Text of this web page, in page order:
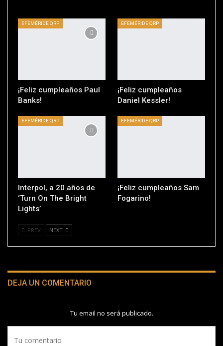
EFEMÉRIDE QRP
¡Feliz cumpleaños Paul
Banks!
EFEMÉRIDE QRP
¡Feliz cumpleaños
Daniel Kessler!
EFEMÉRIDE QRP
Interpol, a 20 años de
‘Turn On The Bright
Lights’
EFEMÉRIDE QRP
¡Feliz cumpleaños Sam
Fogarino!
PREV NEXT
DEJA UN COMENTARIO
Tu email no será publicado.